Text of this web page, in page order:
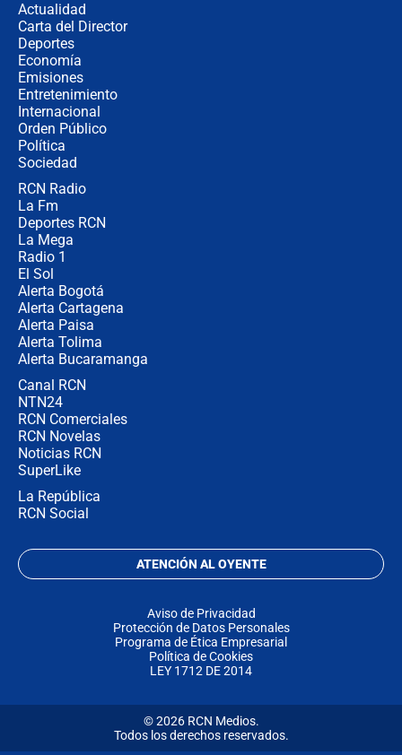
Actualidad
Carta del Director
Deportes
Economía
Emisiones
Entretenimiento
Internacional
Orden Público
Política
Sociedad
RCN Radio
La Fm
Deportes RCN
La Mega
Radio 1
El Sol
Alerta Bogotá
Alerta Cartagena
Alerta Paisa
Alerta Tolima
Alerta Bucaramanga
Canal RCN
NTN24
RCN Comerciales
RCN Novelas
Noticias RCN
SuperLike
La República
RCN Social
ATENCIÓN AL OYENTE
Aviso de Privacidad
Protección de Datos Personales
Programa de Ética Empresarial
Política de Cookies
LEY 1712 DE 2014
© 2026 RCN Medios.
Todos los derechos reservados.